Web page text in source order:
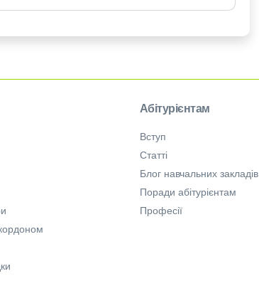
Абітурієнтам
Вступ
Статті
Блог навчальних закладів
Поради абітурієнтам
Професії